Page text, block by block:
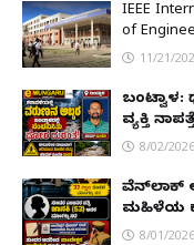
IEEE
of
11/21/
ವ್ಯಕ್ತಿ
8/02/
ವೆನ್‌ಲಾಕ್
ಮಹಿಳೆಯ
8/01/